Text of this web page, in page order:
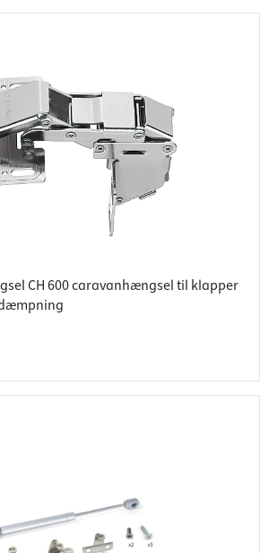
CH 600 caravanhængsel til klapper